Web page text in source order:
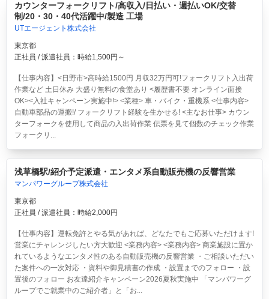
カウンターフォークリフト/高収入/日払い・週払いOK/交替
制/20・30・40代活躍中/製造 工場
UTエージェント株式会社
東京都
正社員 / 派遣社員：時給1,500円～
【仕事内容】<日野市>高時給1500円 月収32万円可!フォークリフト入出荷
作業など 土日休み 大盛り無料の食堂あり <履歴書不要 オンライン面接
OK><入社キャンペーン実施中!> <業種> 車・バイク・重機系 <仕事内容>
自動車部品の運搬!/ フォークリフト経験を生かせる! <主なお仕事> カウン
ターフォークを使用して商品の入出荷作業 伝票を見て個数のチェック作業
フォークリ...
浅草橋駅/紹介予定派遣・エンタメ系自動販売機の反響営業
マンパワーグループ株式会社
東京都
正社員 / 派遣社員：時給2,000円
【仕事内容】運転免許とやる気があれば、どなたでもご応募いただけます!
営業にチャレンジしたい方大歓迎 <業務内容> <業務内容> 商業施設に置か
れているようなエンタメ性のある自動販売機の反響営業 ・ご相談いただい
た案件への一次対応 ・資料や御見積書の作成 ・設置までのフォロー ・設
置後のフォロー お友達紹介キャンペーン2026夏秋実施中 「マンパワーグ
ループでご就業中のご紹介者」と「お...